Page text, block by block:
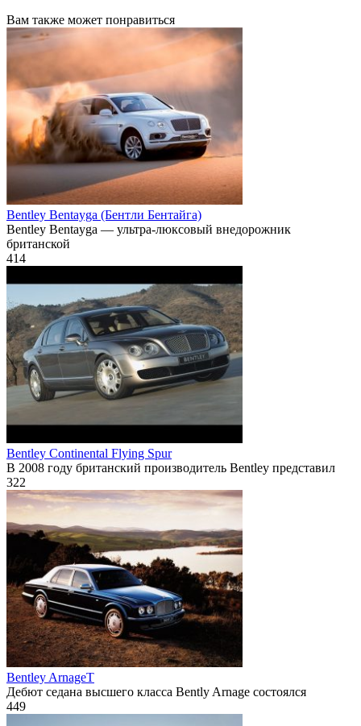
Вам также может понравиться
Bentley Bentayga (Бентли Бентайга)
Bentley Bentayga — ультра-люксовый внедорожник
британской
414
Bentley Continental Flying Spur
В 2008 году британский производитель Bentley представил
322
Bentley ArnageT
Дебют седана высшего класса Bently Arnage состоялся
449